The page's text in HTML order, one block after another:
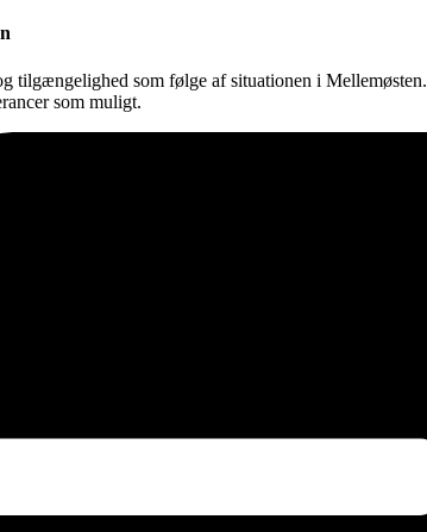
tilgængelighed som følge af situationen i
som muligt.